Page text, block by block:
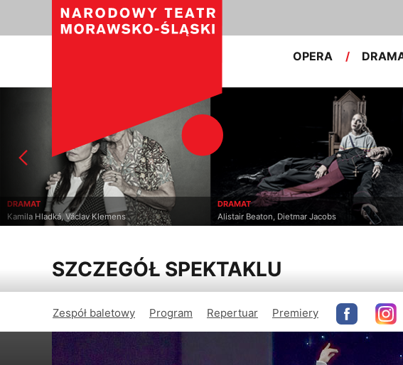
OPERA /
DRAMAT
Kamila Hladká, Václav Klemens
DRAMAT
Alistair Beaton, Dietmar Jacobs
SZCZEGÓŁ SPEKTAKLU
Zespół baletowy Program Repertuar Premiery